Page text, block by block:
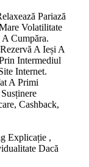
Pariază
Volatilitate
Cumpăra.
A Ieși A
Intermediul
Internet.
A Primi
Cashback,
Explicație ,
Dacă